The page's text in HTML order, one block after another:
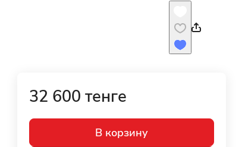
32 600 тенге
В корзину